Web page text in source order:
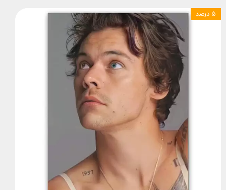
۵ درصد